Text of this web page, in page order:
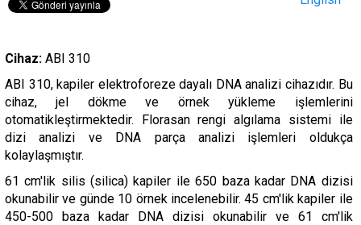
Cihaz: ABI 310
ABI 310, kapiler elektroforeze dayalı DNA analizi cihazıdır. Bu
cihaz, jel dökme ve örnek yükleme işlemlerini
otomatikleştirmektedir. Florasan rengi algılama sistemi ile
dizi analizi ve DNA parça analizi işlemleri oldukça
kolaylaşmıştır.
61 cm'lik silis (silica) kapiler ile 650 baza kadar DNA dizisi
okunabilir ve günde 10 örnek incelenebilir. 45 cm'lik kapiler ile
450-500 baza kadar DNA dizisi okunabilir ve 61 cm'lik